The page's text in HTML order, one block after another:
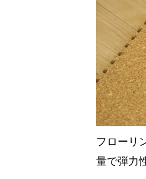
フローリ
量で弾力